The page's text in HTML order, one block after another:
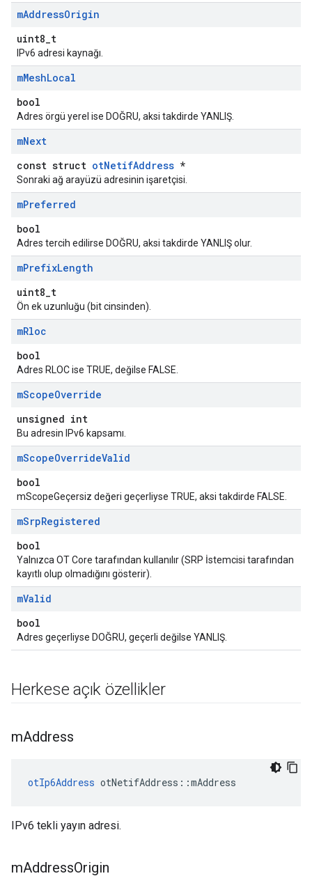
mAddressOrigin
uint8_t
IPv6 adresi kaynağı.
mMeshLocal
bool
Adres örgü yerel ise DOĞRU, aksi takdirde YANLIŞ.
mNext
const struct otNetifAddress *
Sonraki ağ arayüzü adresinin işaretçisi.
mPreferred
bool
Adres tercih edilirse DOĞRU, aksi takdirde YANLIŞ olur.
mPrefixLength
uint8_t
Ön ek uzunluğu (bit cinsinden).
mRloc
bool
Adres RLOC ise TRUE, değilse FALSE.
mScopeOverride
unsigned int
Bu adresin IPv6 kapsamı.
mScopeOverrideValid
bool
mScopeGeçersiz değeri geçerliyse TRUE, aksi takdirde FALSE.
mSrpRegistered
bool
Yalnızca OT Core tarafından kullanılır (SRP İstemcisi tarafından
kayıtlı olup olmadığını gösterir).
mValid
bool
Adres geçerliyse DOĞRU, geçerli değilse YANLIŞ.
Herkese açık özellikler
mAddress
otIp6Address otNetifAddress ::mAddress
IPv6 tekli yayın adresi.
mAddressOrigin